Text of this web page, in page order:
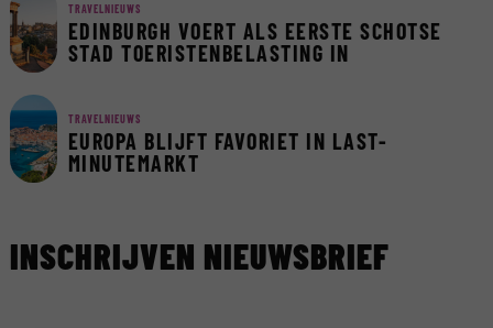
TRAVELNIEUWS
EDINBURGH VOERT ALS EERSTE SCHOTSE
STAD TOERISTENBELASTING IN
TRAVELNIEUWS
EUROPA BLIJFT FAVORIET IN LAST-
MINUTEMARKT
INSCHRIJVEN NIEUWSBRIEF